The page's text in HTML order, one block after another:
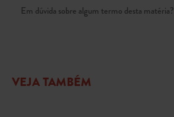
Em dúvida sobre algum termo desta matéria?
VEJA TAMBÉM